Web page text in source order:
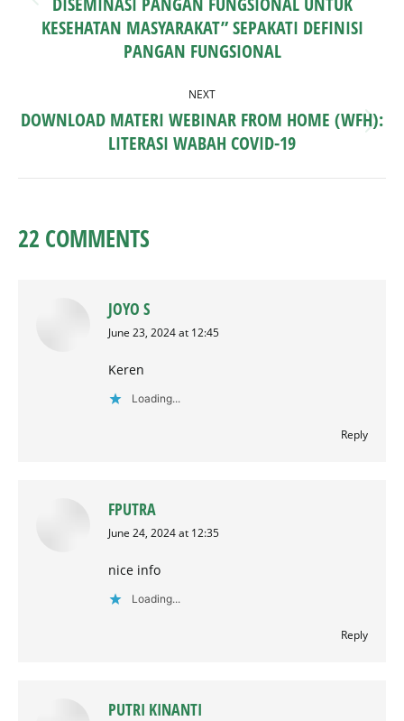
post:
KESEHATAN MASYARAKAT” SEPAKATI DEFINISI
PANGAN FUNGSIONAL
NEXT
Next
post:
DOWNLOAD MATERI WEBINAR FROM HOME (WFH):
LITERASI WABAH COVID-19
22 COMMENTS
JOYO S
says:
June 23, 2024 at 12:45
Keren
Loading...
Reply
FPUTRA
says:
June 24, 2024 at 12:35
nice info
Loading...
Reply
PUTRI KINANTI